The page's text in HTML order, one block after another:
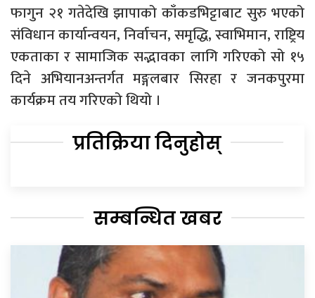
फागुन २१ गतेदेखि झापाको काँकडभिट्टाबाट सुरु भएको
संविधान कार्यान्वयन, निर्वाचन, समृद्धि, स्वाभिमान, राष्ट्रिय
एकताका र सामाजिक सद्भावका लागि गरिएको सो १५
दिने अभियानअन्तर्गत मङ्गलबार सिरहा र जनकपुरमा
कार्यक्रम तय गरिएको थियो ।
प्रतिक्रिया दिनुहोस्
सम्बन्धित खबर